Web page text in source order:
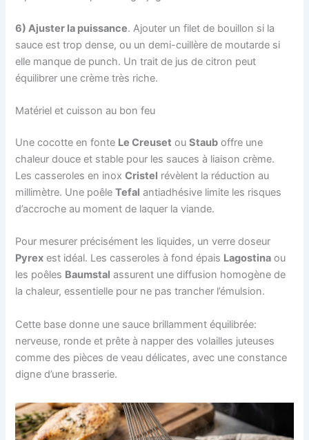
6) Ajuster la puissance. Ajouter un filet de bouillon si la
sauce est trop dense, ou un demi-cuillère de moutarde si
elle manque de punch. Un trait de jus de citron peut
équilibrer une crème très riche.
Matériel et cuisson au bon feu
Une cocotte en fonte Le Creuset ouStaub offre une
chaleur douce et stable pour les sauces à liaison crème.
Les casseroles en inoxCristel révèlent la réduction au
millimètre. Une poêleTefal antiadhésive limite les risques
d’accroche au moment de laquer la viande.
Pour mesurer précisément les liquides, un verre doseur
Pyrex est idéal. Les casseroles à fond épais Lagostina ou
les poêles Baumstal assurent une diffusion homogène de
la chaleur, essentielle pour ne pas trancher l’émulsion.
Cette base donne une sauce brillamment équilibrée:
nerveuse, ronde et prête à napper des volailles juteuses
comme des pièces de veau délicates, avec une constance
digne d’une brasserie.